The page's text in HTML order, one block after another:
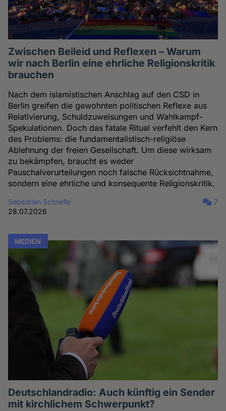
Zwischen Beileid und Reflexen – Warum
wir nach Berlin eine ehrliche Religionskritik
brauchen
Nach dem islamistischen Anschlag auf den CSD in
Berlin greifen die gewohnten politischen Reflexe aus
Relativierung, Schuldzuweisungen und Wahlkampf-
Spekulationen. Doch das fatale Ritual verfehlt den Kern
des Problems: die fundamentalistisch-religiöse
Ablehnung der freien Gesellschaft. Um diese wirksam
zu bekämpfen, braucht es weder
Pauschalverurteilungen noch falsche Rücksichtnahme,
sondern eine ehrliche und konsequente Religionskritik.
Sebastian Schnelle
28.07.2026
7
MEDIEN
Deutschlandradio: Auch künftig ein Sender
mit kirchlichem Schwerpunkt?